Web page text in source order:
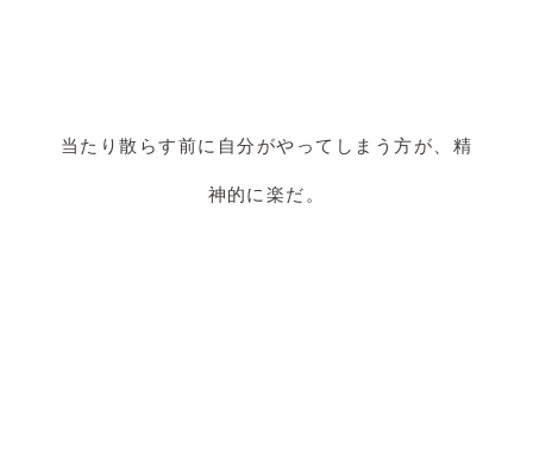
当たり散らす前に自分がやってしまう方が、精
神的に楽だ。